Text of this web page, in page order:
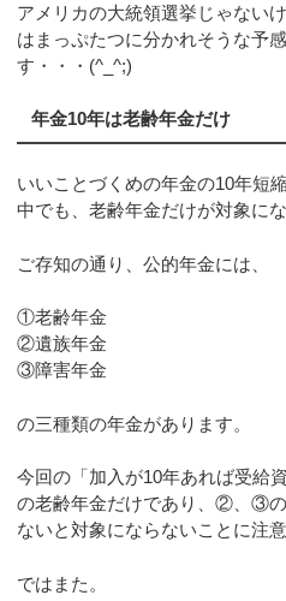
アメリカの大統領選挙じゃない
はまっぷたつに分かれそうな予
す・・・(^_^;)
年金10年は老齢年金だけ
いいことづくめの年金の10年短
中でも、老齢年金だけが対象にな
ご存知の通り、公的年金には、
①老齢年金
②遺族年金
③障害年金
の三種類の年金があります。
今回の「加入が10年あれば受給
の老齢年金だけであり、②、③
ないと対象にならないことに注
ではまた。